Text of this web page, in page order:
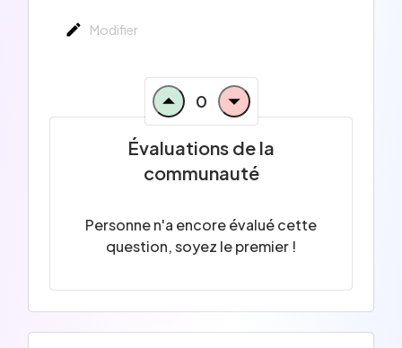
Modifier
0
Évaluations de la
communauté
Personne n'a encore évalué cette
question, soyez le premier !